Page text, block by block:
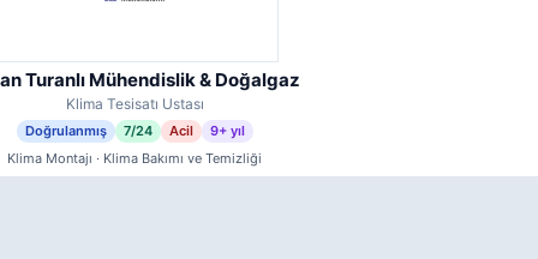
Turanlı Mühendislik & Doğalgaz
Klima Tesisatı Ustası
Doğrulanmış 7/24 Acil
9+ yıl
Klima Montajı · Klima Bakımı ve Temizliği